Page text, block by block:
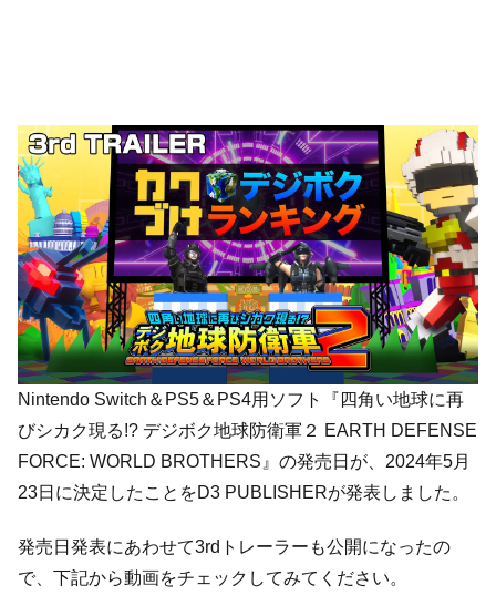
Nintendo Switch＆PS5＆PS4用ソフト『四角い地球に再
びシカク現る!? デジボク地球防衛軍２ EARTH DEFENSE
FORCE: WORLD BROTHERS』の発売日が、2024年5月
23日に決定したことをD3 PUBLISHERが発表しました。
発売日発表にあわせて3rdトレーラーも公開になったの
で、下記から動画をチェックしてみてください。